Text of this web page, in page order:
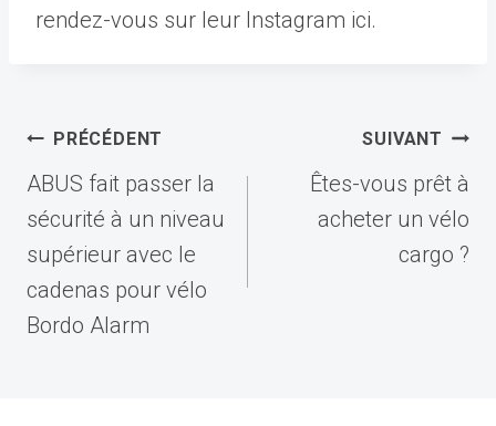
rendez-vous sur leur Instagram ici.
Navigation
de
l’article
PRÉCÉDENT
ABUS fait passer la
sécurité à un niveau
supérieur avec le
cadenas pour vélo
Bordo Alarm
SUIVANT
Êtes-vous prêt à
acheter un vélo
cargo ?